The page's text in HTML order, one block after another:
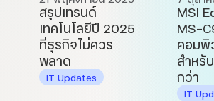
สรุปเทรนด์
เทคโนโลยีปี 2025
ที่ธุรกิจไม่ควร
พลาด
IT Updates
MSI
MS-
คอมพิ
สำหรั
กว่า
IT